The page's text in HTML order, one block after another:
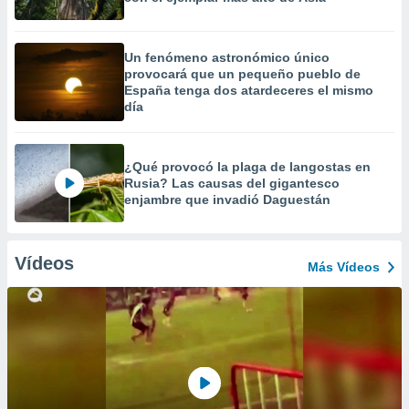
Un fenómeno astronómico único
provocará que un pequeño pueblo de
España tenga dos atardeceres el mismo
día
¿Qué provocó la plaga de langostas en
Rusia? Las causas del gigantesco
enjambre que invadió Daguestán
Vídeos Más Vídeos